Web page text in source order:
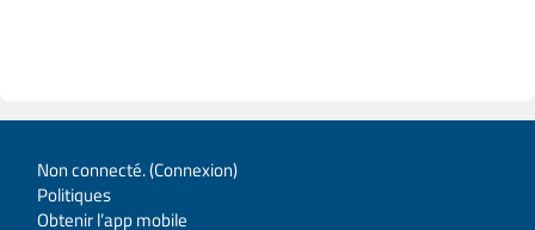
Non connecté. (Connexion)
Politiques
Obtenir l’app mobile